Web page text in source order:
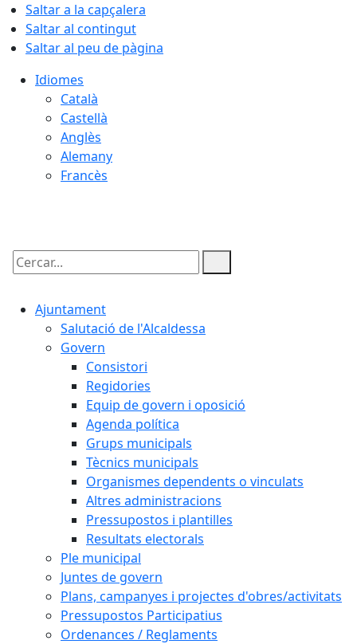
Saltar a la capçalera
Saltar al contingut
Saltar al peu de pàgina
Idiomes
Català
Castellà
Anglès
Alemany
Francès
Cercar:
Ajuntament
Salutació de l'Alcaldessa
Govern
Consistori
Regidories
Equip de govern i oposició
Agenda política
Grups municipals
Tècnics municipals
Organismes dependents o vinculats
Altres administracions
Pressupostos i plantilles
Resultats electorals
Ple municipal
Juntes de govern
Plans, campanyes i projectes d'obres/activitats
Pressupostos Participatius
Ordenances / Reglaments